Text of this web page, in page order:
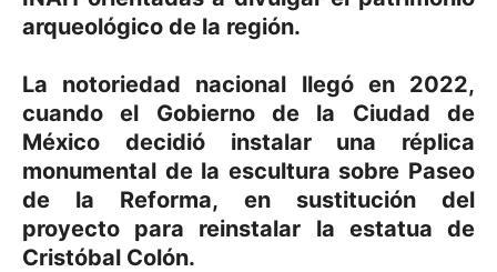
arqueológico de la región.
La notoriedad nacional llegó en 2022,
cuando el Gobierno de la Ciudad de
México decidió instalar una réplica
monumental de la escultura sobre Paseo
de la Reforma, en sustitución del
proyecto para reinstalar la estatua de
Cristóbal Colón.